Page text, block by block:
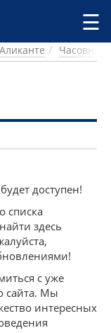
☰
Часовни
будет доступен!
списка
здесь
с уже
сайта. Мы
интересных